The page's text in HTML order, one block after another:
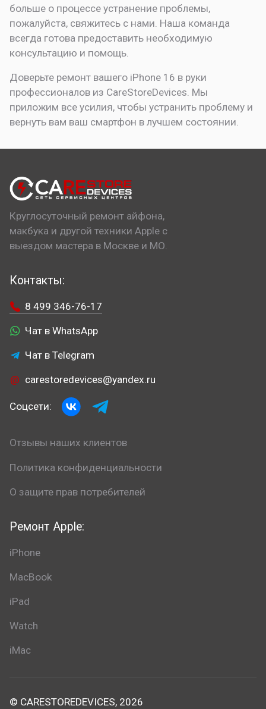
больше о процессе устранение проблемы,
пожалуйста, свяжитесь с нами. Наша команда
всегда готова предоставить необходимую
консультацию и помощь.
Доверьте ремонт вашего iPhone 16 в руки
профессионалов из CareStoreDevices. Мы
приложим все усилия, чтобы устранить проблему и
вернуть вам ваш смартфон в лучшем состоянии.
Круглосуточный ремонт айфона,
макбука и другой техники Apple с
выездом мастера в Москве и МО.
Ремонт Apple:
iPhone
MacBook
iPad
Watch
iMac
Контакты:
8 499 346-76-17
Чат в WhatsApp
Чат в Telegram
carestoredevices@yandex.ru
Соцсети:
Отзывы наших клиентов
Политика конфиденциальности
О защите прав потребителей
© CARESTOREDEVICES, 2026